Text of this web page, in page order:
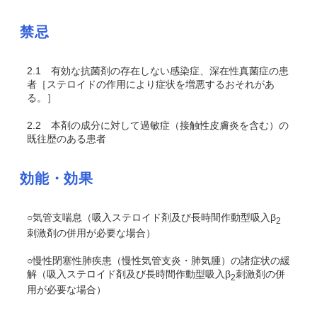
禁忌
2.1
有効な抗菌剤の存在しない感染症、深在性真菌症の患
者［ステロイドの作用により症状を増悪するおそれがあ
る。］
2.2 本剤の成分に対して過敏症（接触性皮膚炎を含む）の
既往歴のある患者
効能・効果
○気管支喘息（吸入ステロイド剤及び長時間作動型吸入β2
刺激剤の併用が必要な場合）
○慢性閉塞性肺疾患（慢性気管支炎・肺気腫）の諸症状の緩
解（吸入ステロイド剤及び長時間作動型吸入β2刺激剤の併
用が必要な場合）